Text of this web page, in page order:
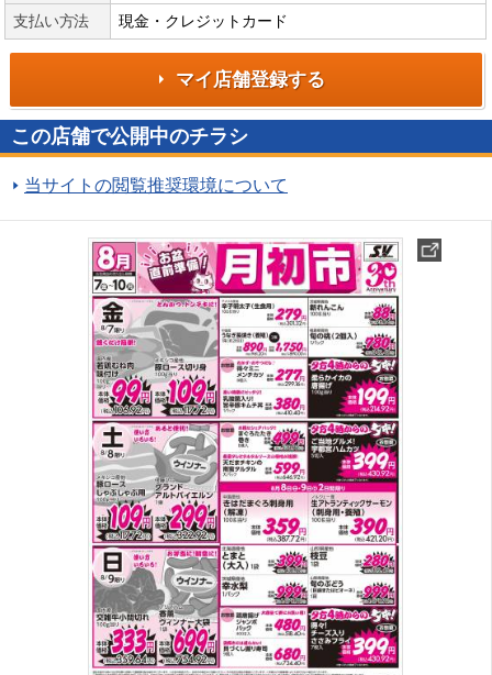
支払い方法 現金・クレジットカード
マイ店舗登録する
この店舗で公開中のチラシ
当サイトの閲覧推奨環境について